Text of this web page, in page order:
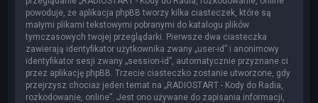
powoduje, że aplikacja phpBB tworzy kilka ciasteczek, które są
małymi plikami tekstowymi pobranymi do katalogu plików
tymczasowych twojej przeglądarki. Pierwsze dwa ciasteczka
zawierają identyfikator użytkownika zwany „user-id” i anonimowy
identyfikator sesji zwany „session-id”, automatycznie przyznane ci
przez aplikację phpBB. Trzecie ciasteczko zostanie utworzone, gdy
przejrzysz chociaż jeden temat na „RADIOSTART - Kody do Radia,
rozkodowanie, online”. Jest ono używane do zapisania informacji,